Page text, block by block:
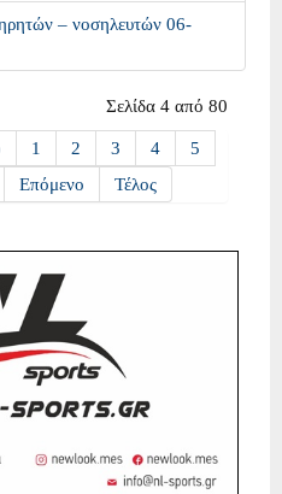
– νοσηλευτών 06-
Σελίδα 4 από 80
1 2 3 4
5
Επόμενο Τέλος